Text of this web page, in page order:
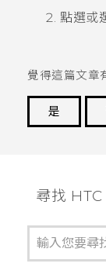
點選或
覺得這篇文章
是
尋找